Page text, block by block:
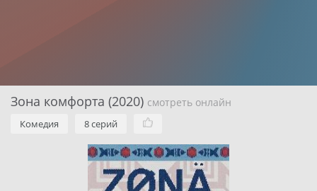
Зона комфорта (2020) смотреть онлайн
Комедия 8 серий